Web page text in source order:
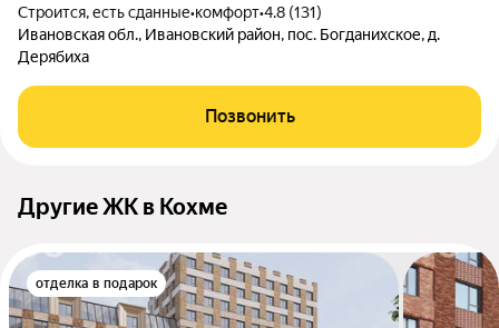
Строится, есть сданные•комфорт•4.8 (131)
Ивановская обл., Ивановский район, пос. Богданихское, д.
Дерябиха
Позвонить
Другие ЖК в Кохме
отделка в подарок